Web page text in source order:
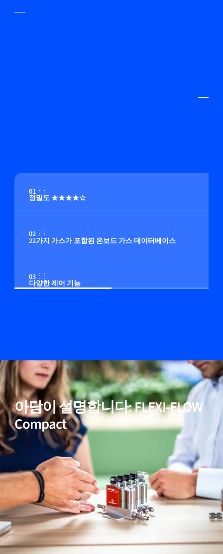
01
정밀도 ★★★★☆
02
22가지 가스가 포함된 온보드 가스 데이터베이스
03
다양한 제어 기능
05
멀티 파라미터, 유량, 압력 및 온도
06
넓은 다이나믹 레인지
아담이 설명합니다: FLEXI-FLOW
Compact